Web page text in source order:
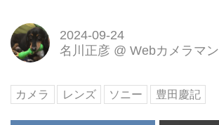
2024-09-24
名川正彦 @ Webカメラマン
カメラ レンズ ソニー 豊田慶記